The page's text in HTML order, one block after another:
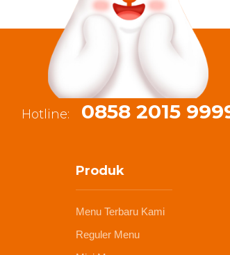
Hotline: 0858 2015
Produk
Menu Terbaru Kami
Reguler Menu